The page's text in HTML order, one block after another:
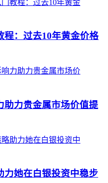
程：过去10年黄金价格
助力贵金属市场价值提
力她在白银投资中稳步